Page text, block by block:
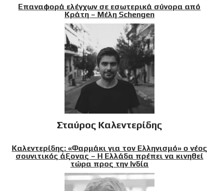
Επαναφορά ελέγχων σε εσωτερικά σύνορα από
Κράτη – Μέλη Schengen
Σταύρος Καλεντερίδης
Καλεντερίδης: «Φαρμάκι για τον Ελληνισμό» ο νέος
σουνιτικός άξονας – Η Ελλάδα πρέπει να κινηθεί
τώρα προς την Ινδία